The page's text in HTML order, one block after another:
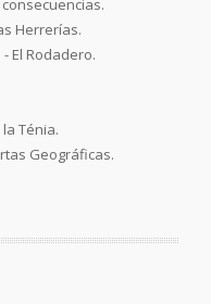
Herrerías.
El Rodadero.
Ténia.
Geográficas.